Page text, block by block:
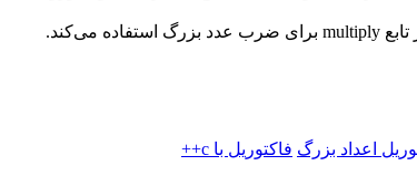
اعداد بزرگ فاکتوریل با c++